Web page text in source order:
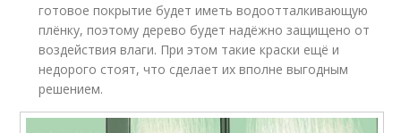
готовое покрытие будет иметь водоотталкивающую
плёнку, поэтому дерево будет надёжно защищено от
воздействия влаги. При этом такие краски ещё и
недорого стоят, что сделает их вполне выгодным
решением.